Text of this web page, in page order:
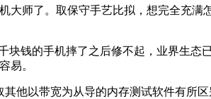
师了。取保守手艺比拟，想完全充满
钱的手机摔了之后修不起，业界生态
易。
以带宽为从导的内存测试软件有所